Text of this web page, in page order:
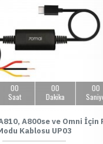
00
Saat
00
Dakika
00
A800se ve Omni İçin
Kablosu UP03